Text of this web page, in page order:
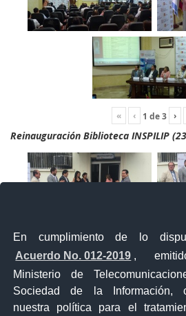
En cumplimiento de lo
Acuerdo No. 012-2019 ,
Ministerio de
Sociedad de la Información,
nuestra política para el
« ‹ 1 de3 ›
Reinauguración Biblioteca INSPILIP